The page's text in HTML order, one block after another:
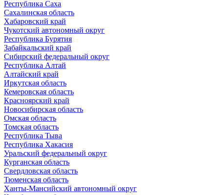
Республика Саха
Сахалинская область
Хабаровский край
Чукотский автономный округ
Республика Бурятия
Забайкальский край
Сибирский федеральный округ
Республика Алтай
Алтайский край
Иркутская область
Кемеровская область
Красноярский край
Новосибирская область
Омская область
Томская область
Республика Тыва
Республика Хакасия
Уральский федеральный округ
Курганская область
Свердловская область
Тюменская область
Ханты-Мансийский автономный округ